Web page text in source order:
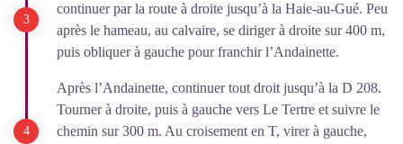
continuer par la route à droite jusqu’à la Haie-au-Gué. Peu
après le hameau, au calvaire, se diriger à droite sur 400 m,
puis obliquer à gauche pour franchir l’Andainette.
Après l’Andainette, continuer tout droit jusqu’à la D 208.
Tourner à droite, puis à gauche vers Le Tertre et suivre le
chemin sur 300 m. Au croisement en T, virer à gauche,